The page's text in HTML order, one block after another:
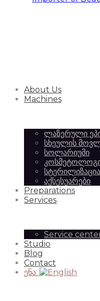
Beauty
Equipment
|
SilkAesthetic
of
Beauty
Equipment
|
About Us
Machines
ლაზერული
სხეულის
სოლარიუმი
სტერილიზაცია
აქსესუარები
Preparations
Services
Service
Studio
Blog
Contact
ენა: